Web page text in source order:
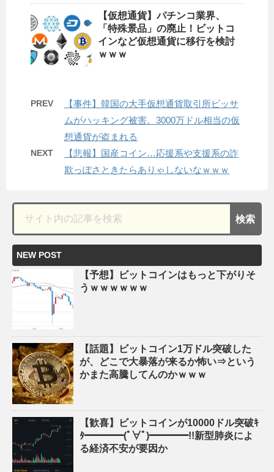
【仮想通貨】パチンコ業界、
「特殊景品」の廃止！ビットコ
インなど仮想通貨に移行を検討
ｗｗｗ
PREV
【事件】韓国の大手仮想通貨取引所ビッサ
ムがハッキング被害。3000万ドル相当の仮
想通貨が盗まれる
NEXT
【悲報】国産コイン…応援系や支援系の詐
欺っぽさときたらありゃしないなｗｗｗ
NEW POST
【予想】ビットコインはもっと下がりそ
うｗｗｗｗｗｗ
【話題】ビットコイン1万ドル突破した
が、どこで大暴落が来るか怖い⇒という
かまた高騰してんのかｗｗｗ
【歓喜】ビットコインが10000ドル突破ｷ
ﾀ━━━━(ﾟ∀ﾟ)━━━━!!新型肺炎によ
る経済不安が要因か